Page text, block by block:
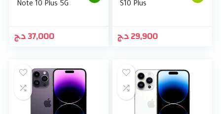
Note 10 Plus 5G
37,000د.ج
S10 Plus
29,900د.ج